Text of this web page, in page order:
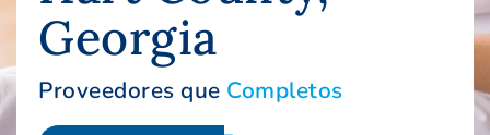
Georgia
Proveedores que Completos